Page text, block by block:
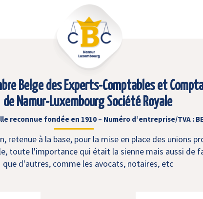
Belge des Experts-Comptables et
de Namur-Luxembourg Société Royale
reconnue fondée en 1910 – Numéro d’entreprise/TVA :
retenue à la base, pour la mise en place des unions
toute l'importance qui était la sienne mais aussi de
que d'autres, comme les avocats, notaires, etc